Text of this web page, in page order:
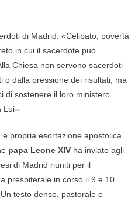
di Madrid: «Celibato, povertà
in cui il sacerdote può
Chiesa non servono sacerdoti
o dalla pressione dei risultati, ma
di sostenere il loro ministero
Lui»
propria esortazione apostolica
papa Leone XIV ha inviato agli
di Madrid riuniti per il
presbiterale in corso il 9 e 10
testo denso, pastorale e